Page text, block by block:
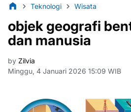
Teknologi Wisata
objek geografi
dan manusia
by Zilvia
Minggu, 4 Januari 2026 15:09 WIB